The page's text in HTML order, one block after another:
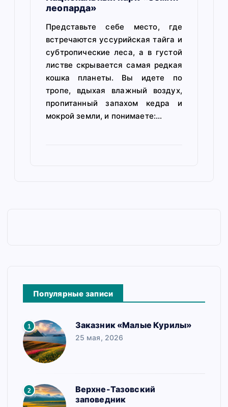
леопарда»
Представьте себе место, где
встречаются уссурийская тайга и
субтропические леса, а в густой
листве скрывается самая редкая
кошка планеты. Вы идете по
тропе, вдыхая влажный воздух,
пропитанный запахом кедра и
мокрой земли, и понимаете:…
Популярные записи
1 Заказник «Малые Курилы»
25 мая, 2026
2
Верхне-Тазовский
заповедник